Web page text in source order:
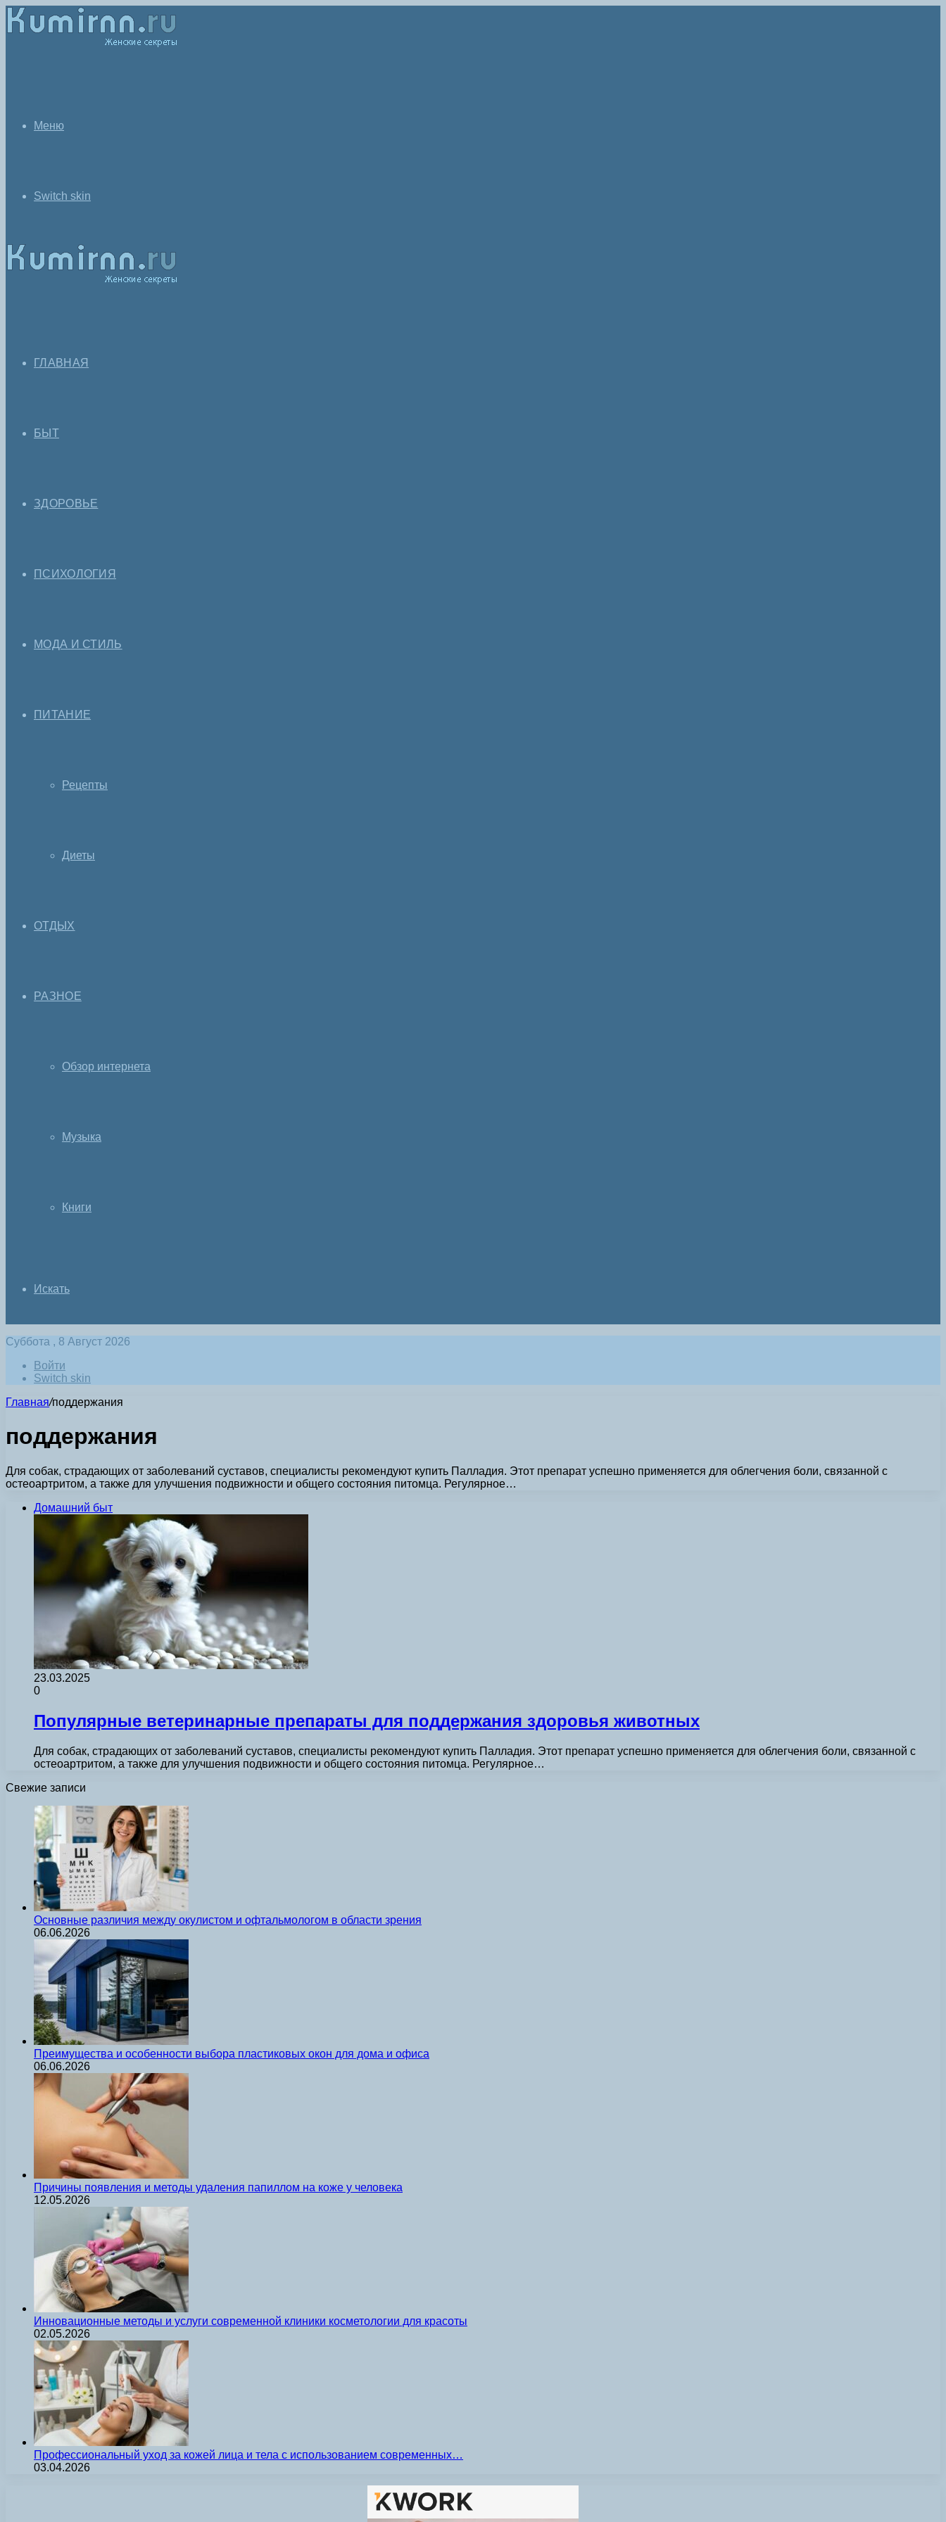
Меню
Switch skin
ГЛАВНАЯ
БЫТ
ЗДОРОВЬЕ
ПСИХОЛОГИЯ
МОДА И СТИЛЬ
ПИТАНИЕ
Рецепты
Диеты
ОТДЫХ
РАЗНОЕ
Обзор интернета
Музыка
Книги
Искать
Суббота , 8 Август 2026
Войти
Switch skin
Главная/поддержания
поддержания
Для собак, страдающих от заболеваний суставов, специалисты рекомендуют купить Палладия. Этот препарат успешно применяется для облегчения боли, связанной с
остеоартритом, а также для улучшения подвижности и общего состояния питомца. Регулярное…
Домашний быт
23.03.2025
0
Популярные ветеринарные препараты для поддержания здоровья животных
Для собак, страдающих от заболеваний суставов, специалисты рекомендуют купить Палладия. Этот препарат успешно применяется для облегчения боли, связанной с
остеоартритом, а также для улучшения подвижности и общего состояния питомца. Регулярное…
Свежие записи
Основные различия между окулистом и офтальмологом в области зрения
06.06.2026
Преимущества и особенности выбора пластиковых окон для дома и офиса
06.06.2026
Причины появления и методы удаления папиллом на коже у человека
12.05.2026
Инновационные методы и услуги современной клиники косметологии для красоты
02.05.2026
Профессиональный уход за кожей лица и тела с использованием современных…
03.04.2026